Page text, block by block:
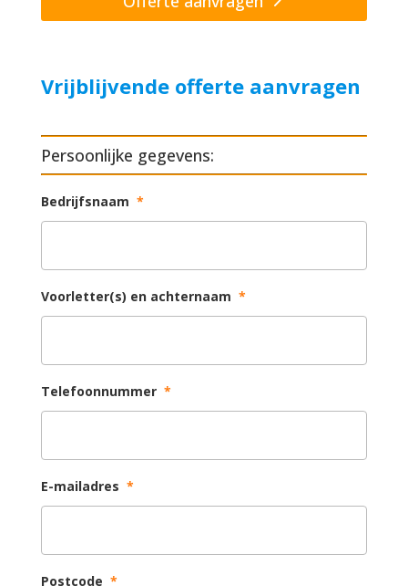
Vrijblijvende offerte aanvragen
Persoonlijke gegevens:
Bedrijfsnaam *
Voorletter(s) en achternaam *
Telefoonnummer *
E-mailadres *
Postcode *